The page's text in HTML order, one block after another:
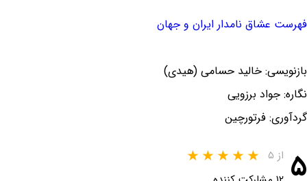
فهرست عشاق نامدار ایران و جهان
بازنویسی: خالید حسامی (هیدی)
نگاره: جواد برزویی
گردآوری: فرتورچین
۵ از ۵